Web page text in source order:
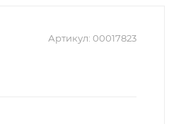
Артикул: 00017823